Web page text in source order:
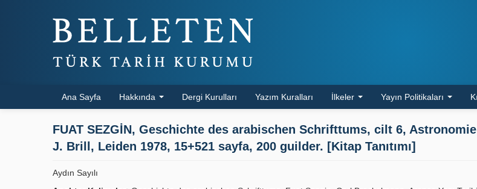
Ana Sayfa Hakkında Dergi Kurulları Yazım Kuralları İlkeler Yayın Politikaları
FUAT SEZGİN, Geschichte des arabischen Schrifttums, cilt 6,
J. Brill, Leiden 1978, 15+521 sayfa, 200 guilder. [Kitap Tanıtımı]
Aydın Sayılı